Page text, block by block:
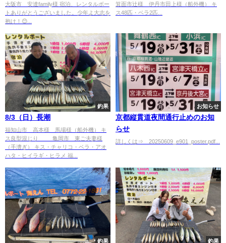
大阪市 安達family様 宿泊、レンタルボー
トありがとうございました。少年よ大志を
抱け！😊...
箕面市辻様 伊丹市田上様（船外機） キ
ス48匹・ベラ2匹...
釣果
8/3（日）長潮
福知山市 高本様 馬場様（船外機） キ
ス良型混じり 亀岡市 東ご夫妻様
（手漕ぎ） キス・チャリコ・ベラ・アオ
ハタ・ヒイラギ・ヒラメ 福...
お知らせ
京都縦貫道夜間通行止めのお知
らせ
詳しくは⇒ 20250609_e901_poster.pdf...
釣果 釣果